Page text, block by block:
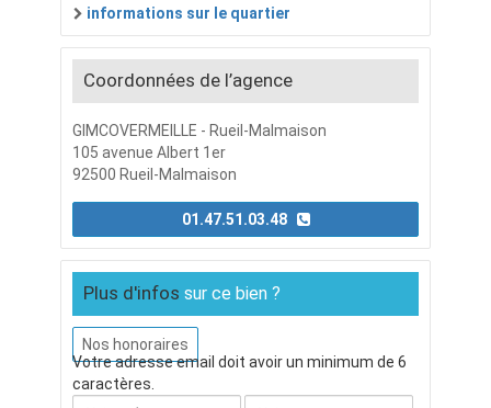
informations sur le quartier
Coordonnées de l’agence
GIMCOVERMEILLE - Rueil-Malmaison
105 avenue Albert 1er
92500 Rueil-Malmaison
Plus d'infos sur ce bien ?
Nos honoraires
Votre adresse email doit avoir un minimum de 6
caractères.